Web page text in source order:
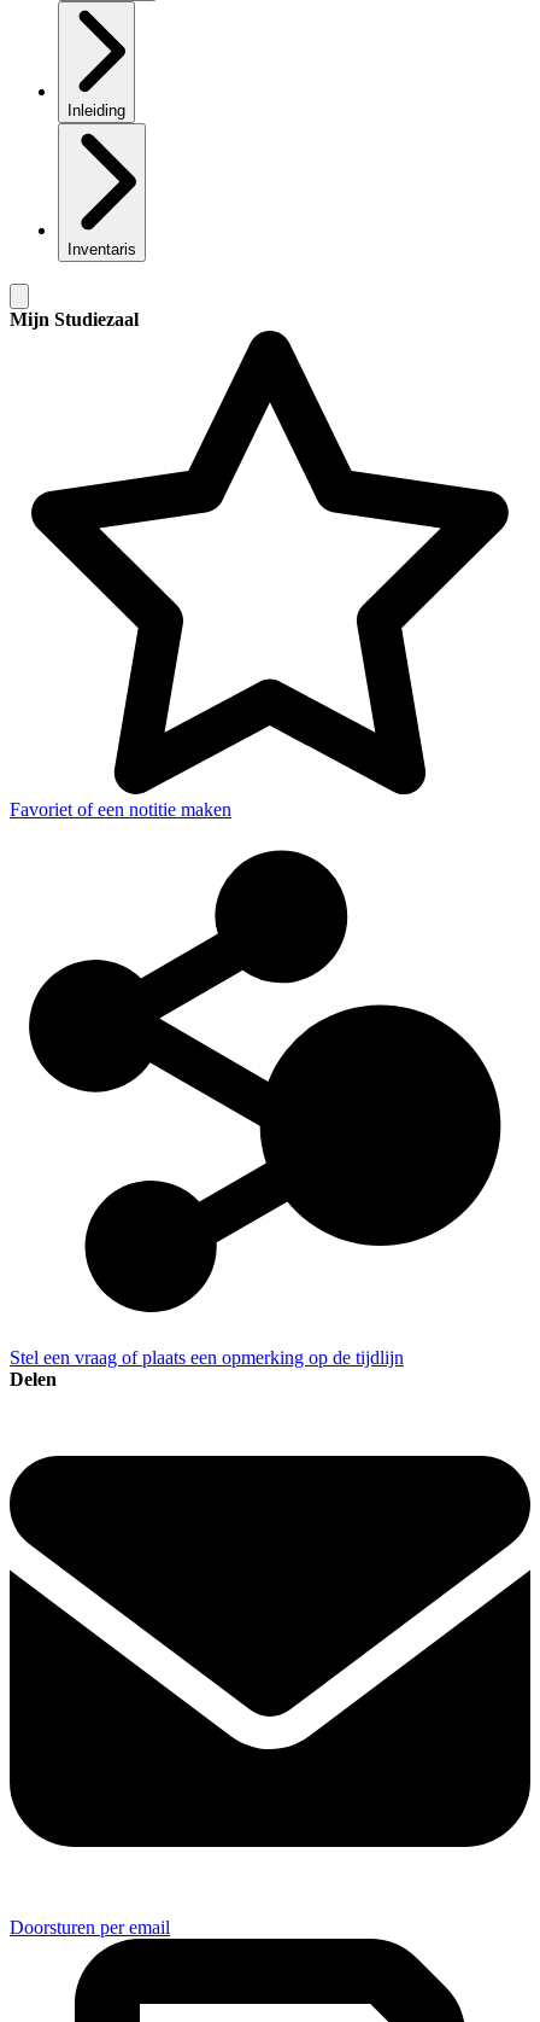
Inleiding
Inventaris
Mijn Studiezaal
Favoriet of een notitie maken
Stel een vraag of plaats een opmerking op de tijdlijn
Delen
Doorsturen per email